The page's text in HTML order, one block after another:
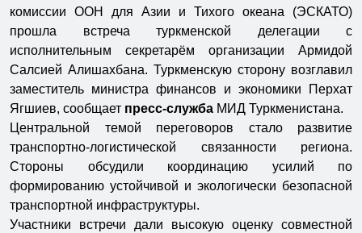
комиссии ООН для Азии и Тихого океана (ЭСКАТО)
прошла встреча туркменской делегации с
исполнительным секретарём организации Армидой
Салсией Алишахбана. Туркменскую сторону возглавил
заместитель министра финансов и экономики Перхат
Ягшиев, сообщает пресс-служба МИД Туркменистана.
Центральной темой переговоров стало развитие
транспортно-логистической связанности региона.
Стороны обсудили координацию усилий по
формированию устойчивой и экологически безопасной
транспортной инфраструктуры.
Участники встречи дали высокую оценку совместной